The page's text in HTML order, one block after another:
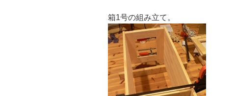
箱1号の組み立て。